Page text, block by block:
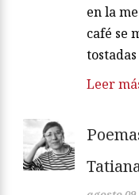
en la
café se
Leer